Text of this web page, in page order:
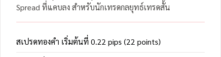
Spread ที่แคบลง สำหรับนักเทรดกลยุทธ์เทรดสั้น
สเปรดทองคำ เริ่มต้นที่ 0.22 pips (22 points)